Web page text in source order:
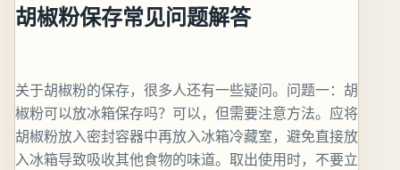
胡椒粉保存常见问题解答
关于胡椒粉的保存，很多人还有一些疑问。问题一：胡
椒粉可以放冰箱保存吗？可以，但需要注意方法。应将
胡椒粉放入密封容器中再放入冰箱冷藏室，避免直接放
入冰箱导致吸收其他食物的味道。取出使用时，不要立